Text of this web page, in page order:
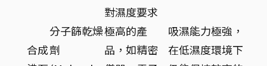
合成
分子篩乾燥
劑
對濕度要求
極高的產
品，如精密
吸濕能力極強，
在低濕度環境下